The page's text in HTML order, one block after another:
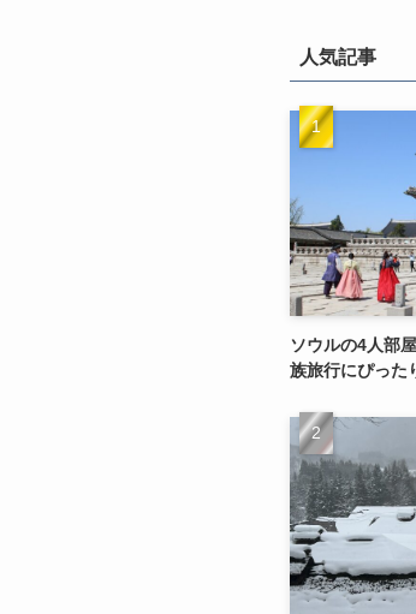
人気記事
ソウルの4人部
族旅行にぴった